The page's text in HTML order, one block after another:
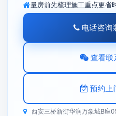
量房前先梳理施工重点更省
电话咨询
查看联
预约上
西安三桥新街华润万象城B座